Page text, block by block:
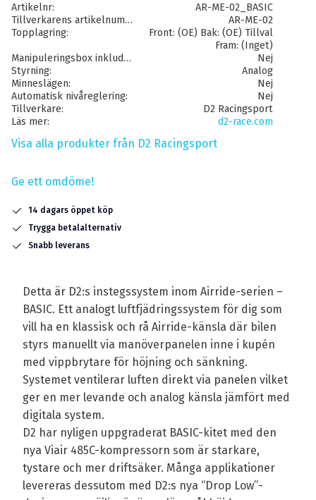
Artikelnr
AR-ME-02_BASIC
Tillverkarens artikelnummer
AR-ME-02
Topplagring
Front: (OE) Bak: (OE) Tillval
Fram: (Inget)
Manipuleringsbox inkluderat
Nej
Styrning
Analog
Minneslägen
Nej
Automatisk nivåreglering
Nej
Tillverkare
D2 Racingsport
Läs mer
d2-race.com
Visa alla produkter från D2 Racingsport
Ge ett omdöme!
14 dagars öppet köp
Trygga betalalternativ
Snabb leverans
Detta är D2:s instegssystem inom Airride-serien –
BASIC. Ett analogt luftfjädringssystem för dig som
vill ha en klassisk och rå Airride-känsla där bilen
styrs manuellt via manöverpanelen inne i kupén
med vippbrytare för höjning och sänkning.
Systemet ventilerar luften direkt via panelen vilket
ger en mer levande och analog känsla jämfört med
digitala system.
D2 har nyligen uppgraderat BASIC-kitet med den
nya Viair 485C-kompressorn som är starkare,
tystare och mer driftsäker. Många applikationer
levereras dessutom med D2:s nya “Drop Low”-